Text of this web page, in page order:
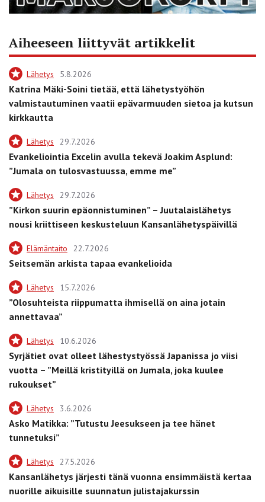
Aiheeseen liittyvät artikkelit
Lähetys 5.8.2026
Katrina Mäki-Soini tietää, että lähetystyöhön
valmistautuminen vaatii epävarmuuden sietoa ja kutsun
kirkkautta
Lähetys 29.7.2026
Evankeliointia Excelin avulla tekevä Joakim Asplund:
”Jumala on tulosvastuussa, emme me”
Lähetys 29.7.2026
”Kirkon suurin epäonnistuminen” – Juutalaislähetys
nousi kriittiseen keskusteluun Kansanlähetyspäivillä
Elämäntaito 22.7.2026
Seitsemän arkista tapaa evankelioida
Lähetys 15.7.2026
”Olosuhteista riippumatta ihmisellä on aina jotain
annettavaa”
Lähetys 10.6.2026
Syrjätiet ovat olleet lähestystyössä Japanissa jo viisi
vuotta – ”Meillä kristityillä on Jumala, joka kuulee
rukoukset”
Lähetys 3.6.2026
Asko Matikka: ”Tutustu Jeesukseen ja tee hänet
tunnetuksi”
Lähetys 27.5.2026
Kansanlähetys järjesti tänä vuonna ensimmäistä kertaa
nuorille aikuisille suunnatun julistajakurssin